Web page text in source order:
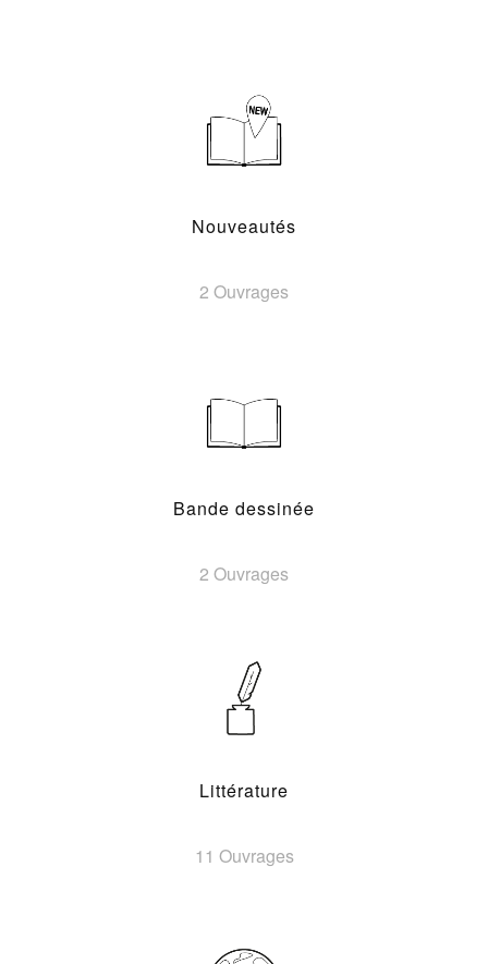
Nouveautés
2 Ouvrages
Bande dessinée
2 Ouvrages
Littérature
11 Ouvrages